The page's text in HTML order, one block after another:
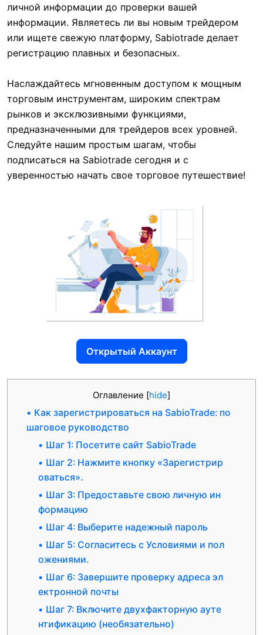
личной информации до проверки вашей
информации. Являетесь ли вы новым трейдером
или ищете свежую платформу, Sabiotrade делает
регистрацию плавных и безопасных.
Наслаждайтесь мгновенным доступом к мощным
торговым инструментам, широким спектрам
рынков и эксклюзивными функциями,
предназначенными для трейдеров всех уровней.
Следуйте нашим простым шагам, чтобы
подписаться на Sabiotrade сегодня и с
уверенностью начать свое торговое путешествие!
Открытый Аккаунт
Оглавление [hide]
Как зарегистрироваться на SabioTrade: по
шаговое руководство
Шаг 1: Посетите сайт SabioTrade
Шаг 2: Нажмите кнопку «Зарегистрир
оваться».
Шаг 3: Предоставьте свою личную ин
формацию
Шаг 4: Выберите надежный пароль
Шаг 5: Согласитесь с Условиями и пол
ожениями.
Шаг 6: Завершите проверку адреса эл
ектронной почты
Шаг 7: Включите двухфакторную ауте
нтификацию (необязательно)